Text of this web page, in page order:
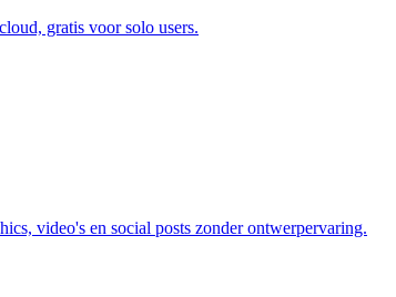
gratis voor solo users.
video's en social posts zonder ontwerpervaring.